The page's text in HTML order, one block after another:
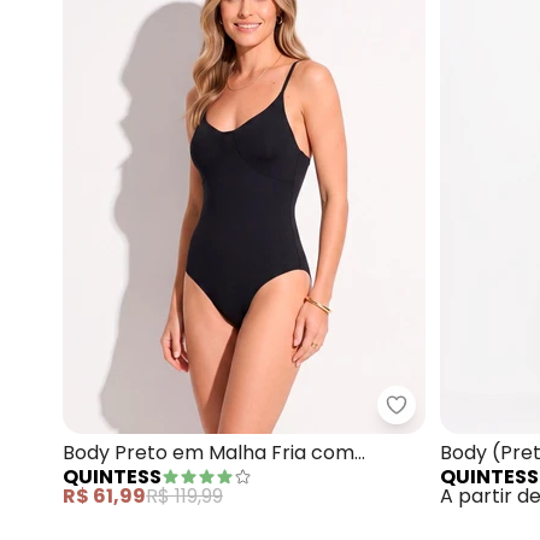
Quintess -
Body Preto em Malha Fria com
Decote V e Alças Reguláveis
QUINTESS
R$ 61,99R$ 119,99
Body
QUINTESS
A partir de